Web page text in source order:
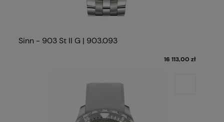
Sinn - 903 St II G | 903.093
16 113,00 zł